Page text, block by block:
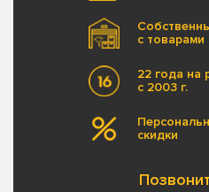
с товарами
22 года на
с 2003 г.
скидки